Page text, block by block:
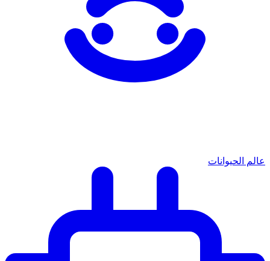
عالم الحيوانات